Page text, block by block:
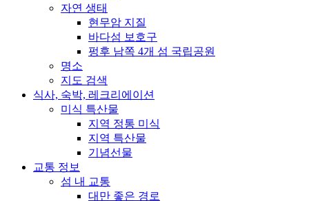
자연 생태
현무암 지질
바다섬 보호구
펑후 남쪽 4개 섬 국립공원
명소
지도 검색
식사, 숙박, 레크리에이션
미식 특산물
지역 정통 미식
지역 특산물
기념선물
교통 정보
섬 내 교통
대만 좋은 경로